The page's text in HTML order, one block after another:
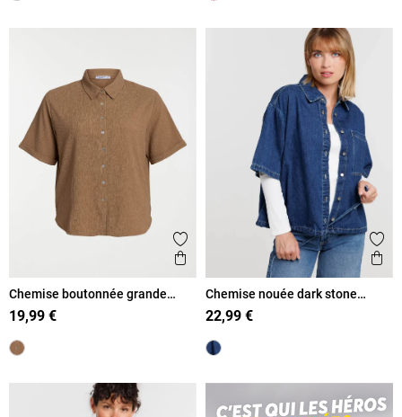
Ajouter aux favoris
Aperçu rapide
Chemise boutonnée grande
taille femme
19,99 €
Chemise nouée dark stone
femme
22,99 €